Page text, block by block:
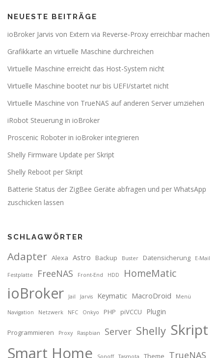
NEUESTE BEITRÄGE
ioBroker Jarvis von Extern via Reverse-Proxy erreichbar machen
Grafikkarte an virtuelle Maschine durchreichen
Virtuelle Maschine erreicht das Host-System nicht
Virtuelle Maschine bootet nur bis UEFI/startet nicht
Virtuelle Maschine von TrueNAS auf anderen Server umziehen
iRobot Steuerung in ioBroker
Proscenic Roboter in ioBroker integrieren
Shelly Firmware Update per Skript
Shelly Reboot per Skript
Batterie Status der ZigBee Geräte abfragen und per WhatsApp
zuschicken lassen
SCHLAGWÖRTER
Adapter Alexa Astro Backup Buster Datensicherung E-Mail
Festplatte FreeNAS Front-End HDD HomeMatic
ioBroker Jail Jarvis Keymatic MacroDroid Menü
Navigation Netzwerk NFC Onkyo PHP piVCCU Plugin
Programmieren Proxy Raspbian Server Shelly Skript
Smart Home Theme TrueNAS